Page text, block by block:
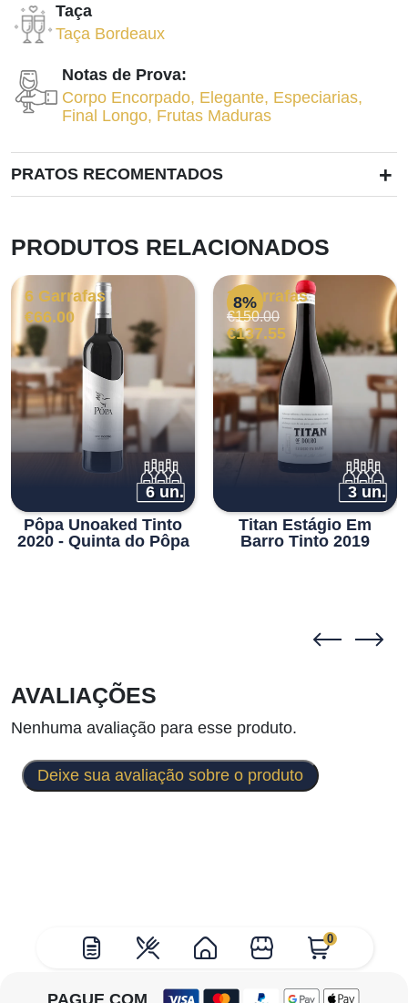
0
Taça
Taça Bordeaux
Notas de Prova:
Corpo Encorpado, Elegante, Especiarias,
Final Longo, Frutas Maduras
PRATOS RECOMENTADOS +
PRODUTOS RELACIONADOS
6 Garrafas
€66.00
6 un.
Pôpa Unoaked Tinto
2020 - Quinta do Pôpa
8%
3 Garrafas
€150.00
O
preço
original
€150.00.
€137.55
O
preço
atual
€137.55.
3 un.
Titan Estágio Em
Barro Tinto 2019
AVALIAÇÕES
Nenhuma avaliação para esse produto.
Deixe sua avaliação sobre o produto